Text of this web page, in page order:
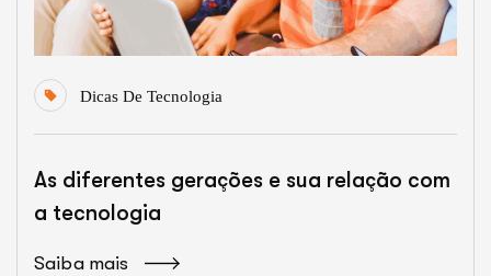
Dicas De Tecnologia
As diferentes gerações e sua relação com
a tecnologia
Saiba mais